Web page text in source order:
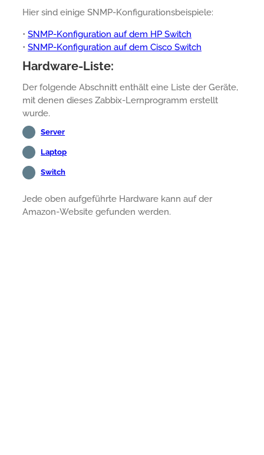
Hier sind einige SNMP-Konfigurationsbeispiele:
• SNMP-Konfiguration auf dem HP Switch
• SNMP-Konfiguration auf dem Cisco Switch
Hardware-Liste:
Der folgende Abschnitt enthält eine Liste der Geräte,
mit denen dieses Zabbix-Lernprogramm erstellt
wurde.
Server
Laptop
Switch
Jede oben aufgeführte Hardware kann auf der
Amazon-Website gefunden werden.